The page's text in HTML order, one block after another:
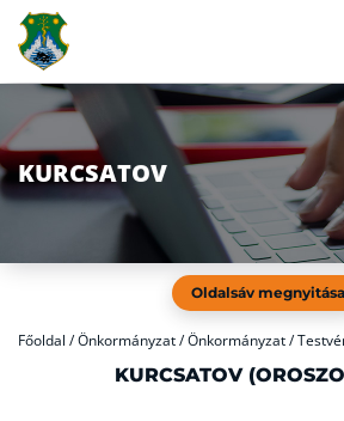
KURCSATOV
Oldalsáv megnyitása
Főoldal /Önkormányzat / Önkormányzat /
KURCSATOV